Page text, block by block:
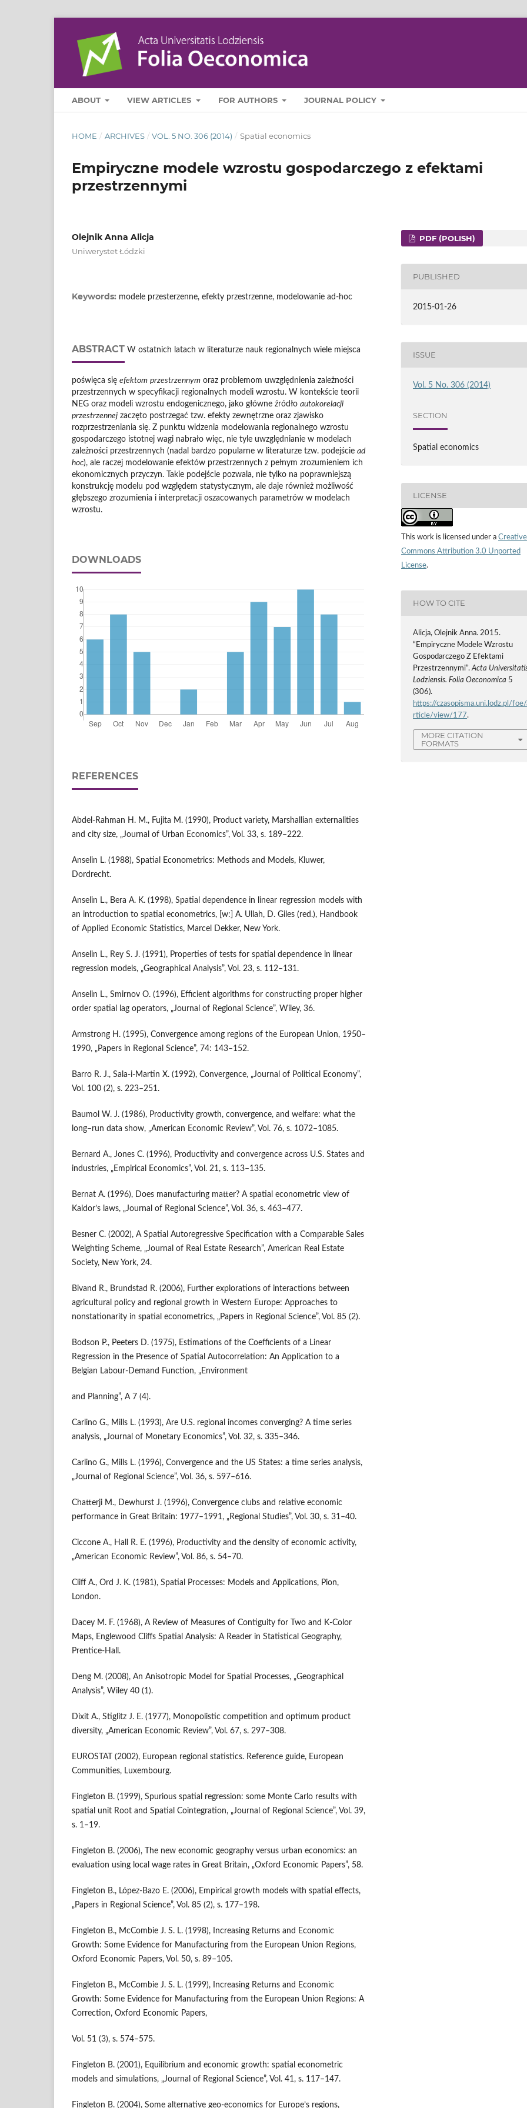
ABOUT VIEW ARTICLES FOR AUTHORS JOURNAL POLICY
HOME / ARCHIVES / VOL. 5 NO. 306 (2014) / Spatial economics
Empiryczne modele wzrostu gospodarczego z efektami
przestrzennymi
Olejnik Anna Alicja
Uniwerystet Łódzki
Keywords: modele przesterzenne, efekty przestrzenne, modelowanie ad-hoc
ABSTRACT W ostatnich latach w literaturze nauk regionalnych wiele miejsca
poświęca się efektom przestrzennym oraz problemom uwzględnienia zależności
przestrzennych w specyfikacji regionalnych modeli wzrostu. W kontekście teorii
NEG oraz modeli wzrostu endogenicznego, jako główne źródło autokorelacji
przestrzennej zaczęto postrzegać tzw. efekty zewnętrzne oraz zjawisko
rozprzestrzeniania się. Z punktu widzenia modelowania regionalnego wzrostu
gospodarczego istotnej wagi nabrało więc, nie tyle uwzględnianie w modelach
zależności przestrzennych (nadal bardzo popularne w literaturze tzw. podejście ad
hoc), ale raczej modelowanie efektów przestrzennych z pełnym zrozumieniem ich
ekonomicznych przyczyn. Takie podejście pozwala, nie tylko na poprawniejszą
konstrukcję modelu pod względem statystycznym, ale daje również możliwość
głębszego zrozumienia i interpretacji oszacowanych parametrów w modelach
wzrostu.
DOWNLOADS
REFERENCES
Abdel-Rahman H. M., Fujita M. (1990), Product variety, Marshallian externalities
and city size, „Journal of Urban Economics”, Vol. 33, s. 189–222.
Anselin L. (1988), Spatial Econometrics: Methods and Models, Kluwer,
Dordrecht.
Anselin L., Bera A. K. (1998), Spatial dependence in linear regression models with
an introduction to spatial econometrics, [w:] A. Ullah, D. Giles (red.), Handbook
of Applied Economic Statistics, Marcel Dekker, New York.
Anselin L., Rey S. J. (1991), Properties of tests for spatial dependence in linear
regression models, „Geographical Analysis”, Vol. 23, s. 112–131.
Anselin L., Smirnov O. (1996), Efficient algorithms for constructing proper higher
order spatial lag operators, „Journal of Regional Science”, Wiley, 36.
Armstrong H. (1995), Convergence among regions of the European Union, 1950–
1990, „Papers in Regional Science”, 74: 143–152.
Barro R. J., Sala-i-Martin X. (1992), Convergence, „Journal of Political Economy”,
Vol. 100 (2), s. 223–251.
Baumol W. J. (1986), Productivity growth, convergence, and welfare: what the
long–run data show, „American Economic Review”, Vol. 76, s. 1072–1085.
Bernard A., Jones C. (1996), Productivity and convergence across U.S. States and
industries, „Empirical Economics”, Vol. 21, s. 113–135.
Bernat A. (1996), Does manufacturing matter? A spatial econometric view of
Kaldor’s laws, „Journal of Regional Science”, Vol. 36, s. 463–477.
Besner C. (2002), A Spatial Autoregressive Specification with a Comparable Sales
Weighting Scheme, „Journal of Real Estate Research”, American Real Estate
Society, New York, 24.
Bivand R., Brundstad R. (2006), Further explorations of interactions between
agricultural policy and regional growth in Western Europe: Approaches to
nonstationarity in spatial econometrics, „Papers in Regional Science”, Vol. 85 (2).
Bodson P., Peeters D. (1975), Estimations of the Coefficients of a Linear
Regression in the Presence of Spatial Autocorrelation: An Application to a
Belgian Labour-Demand Function, „Environment
and Planning”, A 7 (4).
Carlino G., Mills L. (1993), Are U.S. regional incomes converging? A time series
analysis, „Journal of Monetary Economics”, Vol. 32, s. 335–346.
Carlino G., Mills L. (1996), Convergence and the US States: a time series analysis,
„Journal of Regional Science”, Vol. 36, s. 597–616.
Chatterji M., Dewhurst J. (1996), Convergence clubs and relative economic
performance in Great Britain: 1977–1991, „Regional Studies”, Vol. 30, s. 31–40.
Ciccone A., Hall R. E. (1996), Productivity and the density of economic activity,
„American Economic Review”, Vol. 86, s. 54–70.
Cliff A., Ord J. K. (1981), Spatial Processes: Models and Applications, Pion,
London.
Dacey M. F. (1968), A Review of Measures of Contiguity for Two and K-Color
Maps, Englewood Cliffs Spatial Analysis: A Reader in Statistical Geography,
Prentice-Hall.
Deng M. (2008), An Anisotropic Model for Spatial Processes, „Geographical
Analysis”, Wiley 40 (1).
Dixit A., Stiglitz J. E. (1977), Monopolistic competition and optimum product
diversity, „American Economic Review”, Vol. 67, s. 297–308.
EUROSTAT (2002), European regional statistics. Reference guide, European
Communities, Luxembourg.
Fingleton B. (1999), Spurious spatial regression: some Monte Carlo results with
spatial unit Root and Spatial Cointegration, „Journal of Regional Science”, Vol. 39,
s. 1–19.
Fingleton B. (2006), The new economic geography versus urban economics: an
evaluation using local wage rates in Great Britain, „Oxford Economic Papers”, 58.
Fingleton B., López-Bazo E. (2006), Empirical growth models with spatial effects,
„Papers in Regional Science”, Vol. 85 (2), s. 177–198.
Fingleton B., McCombie J. S. L. (1998), Increasing Returns and Economic
Growth: Some Evidence for Manufacturing from the European Union Regions,
Oxford Economic Papers, Vol. 50, s. 89–105.
Fingleton B., McCombie J. S. L. (1999), Increasing Returns and Economic
Growth: Some Evidence for Manufacturing from the European Union Regions: A
Correction, Oxford Economic Papers,
Vol. 51 (3), s. 574–575.
Fingleton B. (2001), Equilibrium and economic growth: spatial econometric
models and simulations, „Journal of Regional Science”, Vol. 41, s. 117–147.
Fingleton B. (2004), Some alternative geo-economics for Europe’s regions,
PDF (POLISH)
PUBLISHED
2015-01-26
ISSUE
Vol. 5 No. 306 (2014)
SECTION
Spatial economics
LICENSE
This work is licensed under a Creative
Commons Attribution 3.0 Unported
License.
HOW TO CITE
Alicja, Olejnik Anna. 2015.
“Empiryczne Modele Wzrostu
Gospodarczego Z Efektami
Przestrzennymi”.Acta
Lodziensis. Folia Oeconomica 5
(306).
https://czasopisma.uni.lodz.pl/foe/
rticle/view/177.
MORE CITATION
FORMATS